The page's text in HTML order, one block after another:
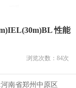
性能
浏览次数： 84次
河南省郑州中原区